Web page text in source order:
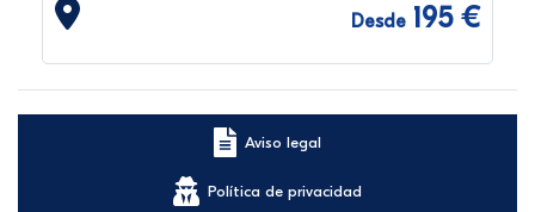
Desde 195 €
Aviso legal
Política de privacidad